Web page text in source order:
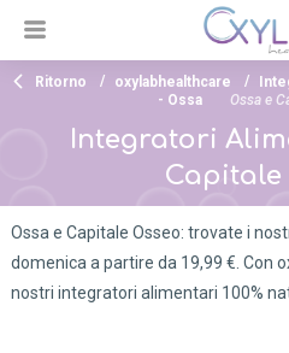
Ritorno oxylabhealthcare
- Ossa
Ossa e
Integratori
Capitale
Ossa e Capitale Osseo: trovate i
domenica a partire da 19,99 €. Con
nostri integratori alimentari 100%